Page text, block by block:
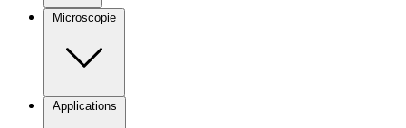
Microscopie
Applications